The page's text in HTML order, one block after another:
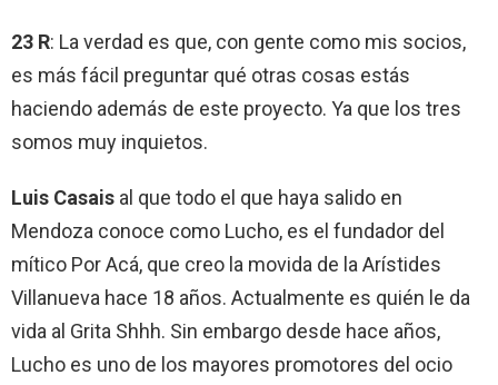
23 R: La verdad es que, con gente como mis socios,
es más fácil preguntar qué otras cosas estás
haciendo además de este proyecto. Ya que los tres
somos muy inquietos.
Luis Casais al que todo el que haya salido en
Mendoza conoce como Lucho, es el fundador del
mítico Por Acá, que creo la movida de la Arístides
Villanueva hace 18 años. Actualmente es quién le da
vida al Grita Shhh. Sin embargo desde hace años,
Lucho es uno de los mayores promotores del ocio